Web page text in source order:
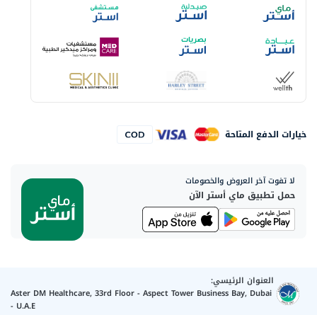
خيارات الدفع المتاحة
لا تفوت آخر العروض والخصومات
حمل تطبيق ماي أستر الآن
العنوان الرئيسي:
Aster DM Healthcare, 33rd Floor - Aspect Tower Business Bay, Dubai
- U.A.E